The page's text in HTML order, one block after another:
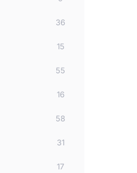
144
44
66
56
6
211
195
36
15
55
16
58
31
17